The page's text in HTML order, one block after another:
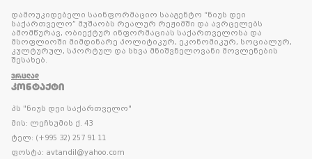
დამოუკიდებელი საინფორმაციო სააგენტო “ნიუს დეი
საქართველო” მუშაობს რეალურ რეჟიმში და ავრცელებს
ამომწურავ, ობიექტურ ინფორმაციას საქართველოსა და
მსოფლიოში მიმდინარე პოლიტიკურ, ეკონომიკურ, სოციალურ,
კულტურულ, სპორტულ და სხვა მნიშვნელოვანი მოვლენების
შესახებ.
ᲕᲠᲪᲚᲐᲓ
ᲙᲝᲜᲢᲐᲥᲢᲘ
პს "ნიუს დეი საქართველო"
მის: ლეჩხუმის ქ. 43
ტელ: (+995 32) 257 91 11
ფოსტა: avtandil@yahoo.com